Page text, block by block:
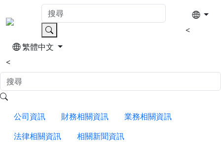
<
繁體中文
<
公司資訊 財務相關資訊
業務相關資訊
法律相關資訊
相關新聞資訊